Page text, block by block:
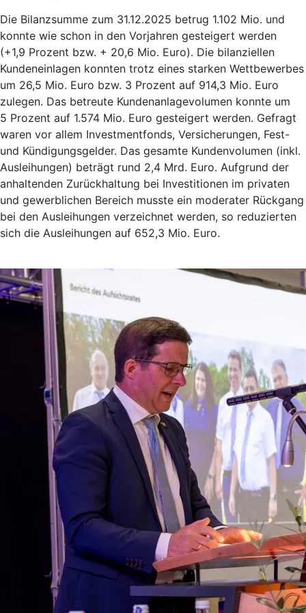
Die Bilanzsumme zum 31.12.2025 betrug 1.102 Mio. und
konnte wie schon in den Vorjahren gesteigert werden
(+1,9 Prozent bzw. + 20,6 Mio. Euro). Die bilanziellen
Kundeneinlagen konnten trotz eines starken Wettbewerbes
um 26,5 Mio. Euro bzw. 3 Prozent auf 914,3 Mio. Euro
zulegen. Das betreute Kundenanlagevolumen konnte um
5 Prozent auf 1.574 Mio. Euro gesteigert werden. Gefragt
waren vor allem Investmentfonds, Versicherungen, Fest-
und Kündigungsgelder. Das gesamte Kundenvolumen (inkl.
Ausleihungen) beträgt rund 2,4 Mrd. Euro. Aufgrund der
anhaltenden Zurückhaltung bei Investitionen im privaten
und gewerblichen Bereich musste ein moderater Rückgang
bei den Ausleihungen verzeichnet werden, so reduzierten
sich die Ausleihungen auf 652,3 Mio. Euro.